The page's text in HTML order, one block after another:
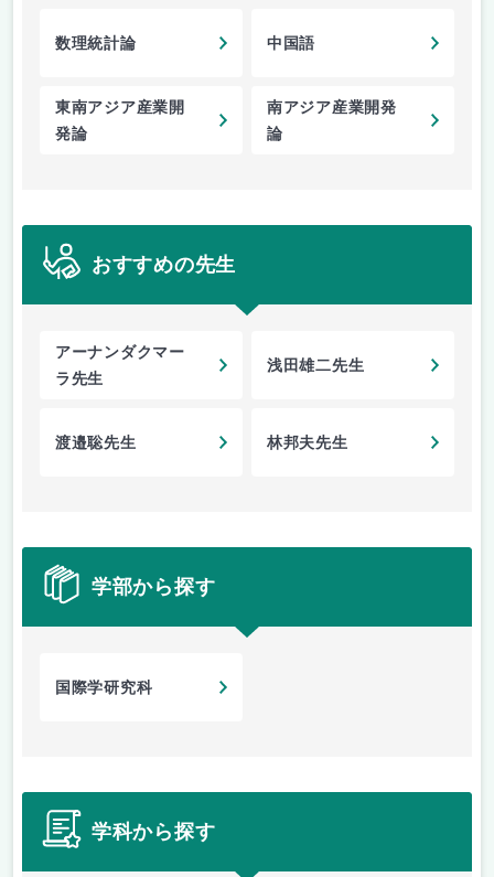
数理統計論 中国語
東南アジア産業開
発論
南アジア産業開発
論
おすすめの先生
アーナンダクマー
ラ先生
浅田雄二先生
渡邉聡先生 林邦夫先生
学部から探す
国際学研究科
学科から探す